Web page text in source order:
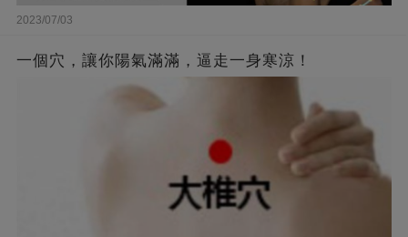
2023/07/03
一個穴，讓你陽氣滿滿，逼走一身寒涼！